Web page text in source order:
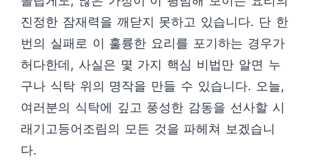
진정한 잠재력을 깨닫지 못하고 있습니다. 단 한
번의 실패로 이 훌륭한 요리를 포기하는 경우가
허다한데, 사실은 몇 가지 핵심 비법만 알면 누
구나 식탁 위의 명작을 만들 수 있습니다. 오늘,
여러분의 식탁에 깊고 풍성한 감동을 선사할 시
래기고등어조림의 모든 것을 파헤쳐 보겠습니
다.